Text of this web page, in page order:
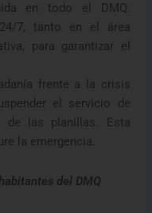
en todo el DMQ.
7, tanto en el área
para garantizar el
frente a la crisis
el servicio de
de las planillas. Esta
la emergencia.
del DMQ